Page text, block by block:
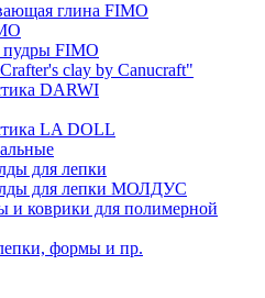
глина FIMO
пудры FIMO
clay by Canucraft"
DARWI
LA DOLL
для лепки
для лепки МОЛДУС
и коврики для полимерной
формы и пр.